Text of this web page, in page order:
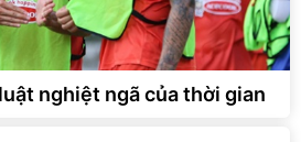
nghiệt ngã của thời gian